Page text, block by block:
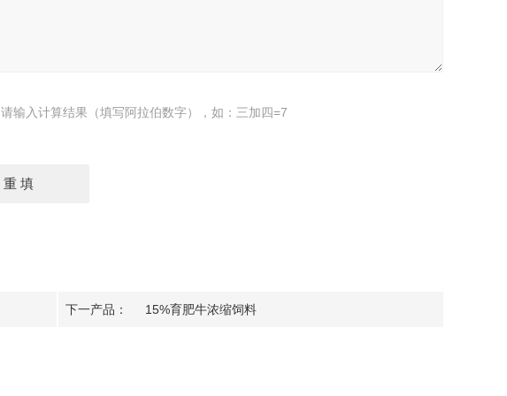
请输入计算结果（填写阿拉伯数字），如：三加四=7
下一产品： 15%育肥牛浓缩饲料